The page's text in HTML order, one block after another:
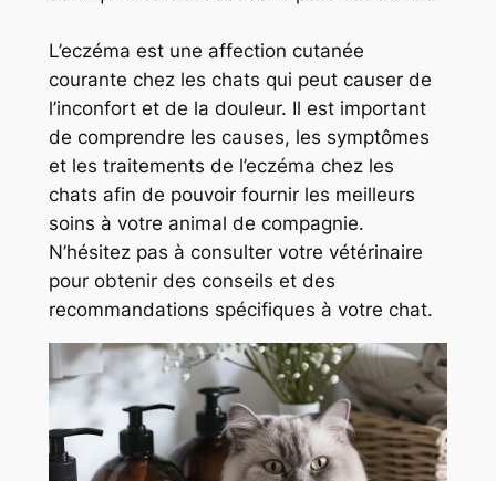
L’eczéma est une affection cutanée
courante chez les chats qui peut causer de
l’inconfort et de la douleur. Il est important
de comprendre les causes, les symptômes
et les traitements de l’eczéma chez les
chats afin de pouvoir fournir les meilleurs
soins à votre animal de compagnie.
N’hésitez pas à consulter votre vétérinaire
pour obtenir des conseils et des
recommandations spécifiques à votre chat.